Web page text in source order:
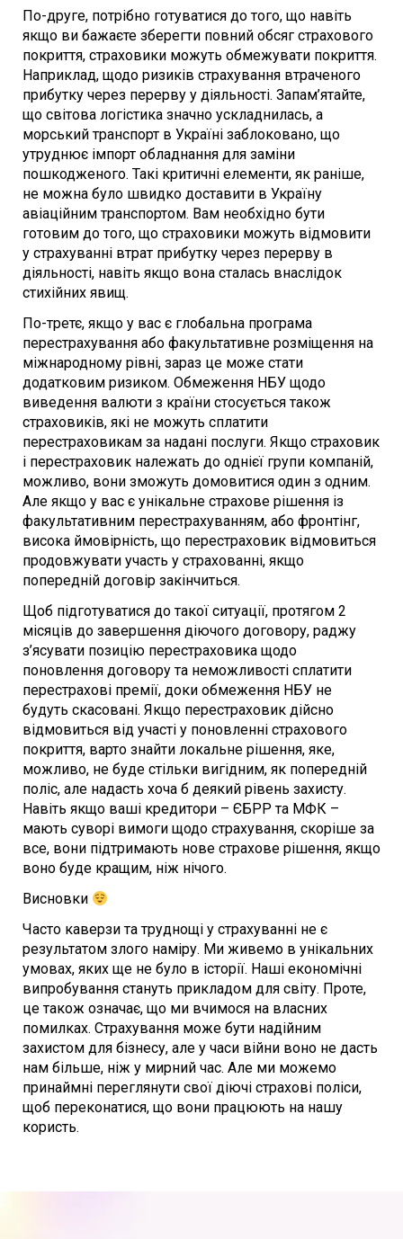
По-друге, потрібно готуватися до того, що навіть
якщо ви бажаєте зберегти повний обсяг страхового
покриття, страховики можуть обмежувати покриття.
Наприклад, щодо ризиків страхування втраченого
прибутку через перерву у діяльності. Запам’ятайте,
що світова логістика значно ускладнилась, а
морський транспорт в Україні заблоковано, що
утруднює імпорт обладнання для заміни
пошкодженого. Такі критичні елементи, як раніше,
не можна було швидко доставити в Україну
авіаційним транспортом. Вам необхідно бути
готовим до того, що страховики можуть відмовити
у страхуванні втрат прибутку через перерву в
діяльності, навіть якщо вона сталась внаслідок
стихійних явищ.
По-третє, якщо у вас є глобальна програма
перестрахування або факультативне розміщення на
міжнародному рівні, зараз це може стати
додатковим ризиком. Обмеження НБУ щодо
виведення валюти з країни стосується також
страховиків, які не можуть сплатити
перестраховикам за надані послуги. Якщо страховик
і перестраховик належать до однієї групи компаній,
можливо, вони зможуть домовитися один з одним.
Але якщо у вас є унікальне страхове рішення із
факультативним перестрахуванням, або фронтінг,
висока ймовірність, що перестраховик відмовиться
продовжувати участь у страхованні, якщо
попередній договір закінчиться.
Щоб підготуватися до такої ситуації, протягом 2
місяців до завершення діючого договору, раджу
з’ясувати позицію перестраховика щодо
поновлення договору та неможливості сплатити
перестрахові премії, доки обмеження НБУ не
будуть скасовані. Якщо перестраховик дійсно
відмовиться від участі у поновленні страхового
покриття, варто знайти локальне рішення, яке,
можливо, не буде стільки вигідним, як попередній
поліс, але надасть хоча б деякий рівень захисту.
Навіть якщо ваші кредитори – ЄБРР та МФК –
мають суворі вимоги щодо страхування, скоріше за
все, вони підтримають нове страхове рішення, якщо
воно буде кращим, ніж нічого.
Висновки
Часто каверзи та труднощі у страхуванні не є
результатом злого наміру. Ми живемо в унікальних
умовах, яких ще не було в історії. Наші економічні
випробування стануть прикладом для світу. Проте,
це також означає, що ми вчимося на власних
помилках. Страхування може бути надійним
захистом для бізнесу, але у часи війни воно не дасть
нам більше, ніж у мирний час. Але ми можемо
принаймні переглянути свої діючі страхові поліси,
щоб переконатися, що вони працюють на нашу
користь.